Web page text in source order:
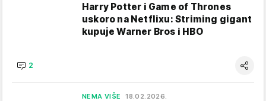
Harry Potter i Game of Thrones
uskoro na Netflixu: Striming gigant
kupuje Warner Bros i HBO
2
NEMA VIŠE 18.02.2026.